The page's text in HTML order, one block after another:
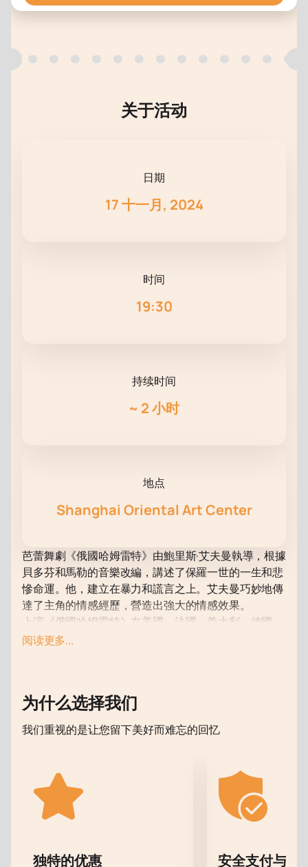
关于活动
日期
17 十一月, 2024
时间
19:30
持续时间
~ 2 小时
地点
Shanghai Oriental Art Center
芭蕾舞劇《俄國哈姆雷特》由鮑里斯·艾夫曼執導，根據
貝多芬和馬勒的音樂改編，講述了保羅一世的一生和悲
慘命運。他，建立在暴力和謊言之上。艾夫曼巧妙地傳
達了主角的情感經歷，營造出強大的情感效果。
上演《俄國哈姆雷特》在美國、法國、義大利、德國、
奧地利、中國、韓國、阿根廷等多個國家成功放映。評
殊天賦的編舞家。」
上海東方藝術中心將成為復興芭蕾舞劇《俄羅斯哈姆雷
特》的新演出場地。該中心以其高標準的文化活動組織
高品質的表演，這使得這項賽事在上海的文化生活中具
有重要意義。
購買芭蕾舞劇《俄羅斯哈姆雷特》的門票（參觀 B. 艾
夫曼芭蕾舞劇院）到上海東方藝術中心
在我們的網站
阅读更多...
为什么选择我们
我们重视的是让您留下美好而难忘的回忆
独特的优惠 安全支付与数